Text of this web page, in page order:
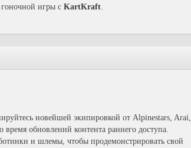
гоночной игры с KartKraft.
новейшей экипировкой от Alpinestars, Arai,
обновлений контента раннего доступа.
и шлемы, чтобы продемонстрировать свой